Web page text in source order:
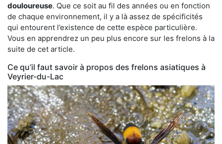
douloureuse. Que ce soit au fil des années ou en fonction
de chaque environnement, il y a là assez de spécificités
qui entourent l’existence de cette espèce particulière.
Vous en apprendrez un peu plus encore sur les frelons à la
suite de cet article.
Ce qu’il faut savoir à propos des frelons asiatiques à
Veyrier-du-Lac